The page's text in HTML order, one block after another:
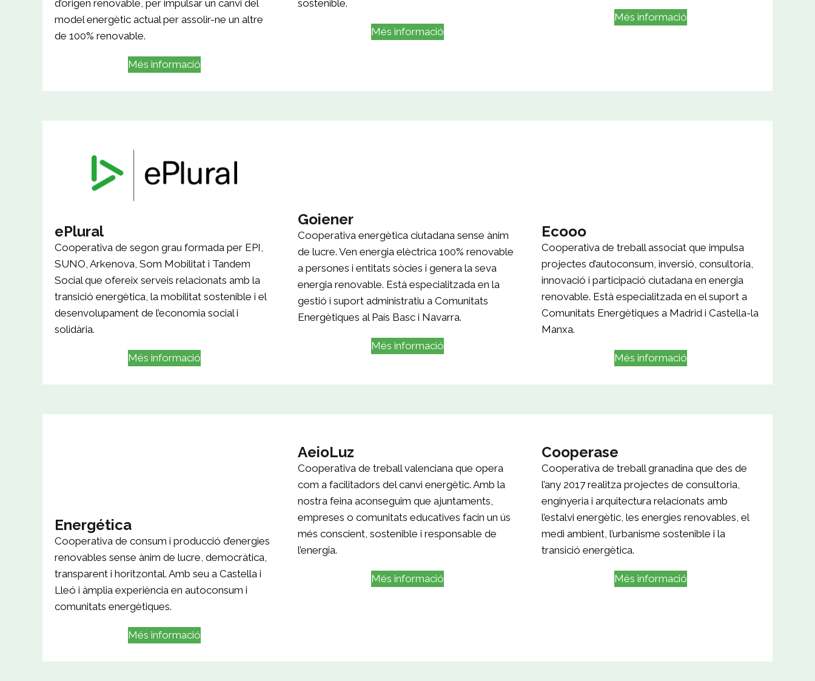
d’origen renovable, per impulsar un canvi del
model energètic actual per assolir-ne un altre
de 100% renovable.
Més informació
sostenible.
Més informació
Més informació
ePlural
Cooperativa de segon grau formada per EPI,
SUNO, Arkenova, Som Mobilitat i Tandem
Social que ofereix serveis relacionats amb la
transició energètica, la mobilitat sostenible i el
desenvolupament de l’economia social i
solidària.
Més informació
Goiener
Cooperativa energètica ciutadana sense ànim
de lucre. Ven energia elèctrica 100% renovable
a persones i entitats sòcies i genera la seva
energia renovable. Està especialitzada en la
gestió i suport administratiu a Comunitats
Energètiques al País Basc i Navarra.
Més informació
Ecooo
Cooperativa de treball associat que impulsa
projectes d’autoconsum, inversió, consultoria,
innovació i participació ciutadana en energia
renovable. Està especialitzada en el suport a
Comunitats Energètiques a Madrid i Castella-la
Manxa.
Més informació
Energética
Cooperativa de consum i producció d’energies
renovables sense ànim de lucre, democràtica,
transparent i horitzontal. Amb seu a Castella i
Lleó i àmplia experiència en autoconsum i
comunitats energètiques.
Més informació
AeioLuz
Cooperativa de treball valenciana que opera
com a facilitadors del canvi energètic. Amb la
nostra feina aconseguim que ajuntaments,
empreses o comunitats educatives facin un ús
més conscient, sostenible i responsable de
l’energia.
Més informació
Cooperase
Cooperativa de treball granadina que des de
l’any 2017 realitza projectes de consultoria,
enginyeria i arquitectura relacionats amb
l’estalvi energètic, les energies renovables, el
medi ambient, l’urbanisme sostenible i la
transició energètica.
Més informació